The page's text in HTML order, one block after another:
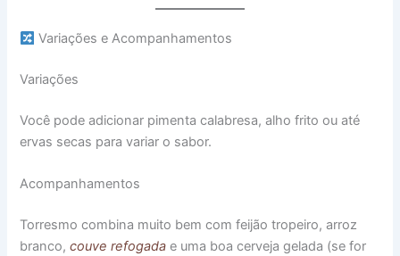
Variações e Acompanhamentos
Variações
Você pode adicionar pimenta calabresa, alho frito ou até
ervas secas para variar o sabor.
Acompanhamentos
Torresmo combina muito bem com feijão tropeiro, arroz
branco,couve refogada e uma boa cerveja gelada (se for